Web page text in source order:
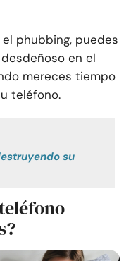
phubbing, puedes
en el
mereces tiempo
teléfono.
su